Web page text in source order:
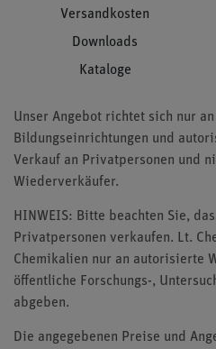
Versandkosten
Downloads
Kataloge
Unser Angebot richtet sich nur
Bildungseinrichtungen und
Verkauf an Privatpersonen und
Wiederverkäufer.
HINWEIS: Bitte beachten Sie,
Privatpersonen verkaufen. Lt.
Chemikalien nur an autorisierte
öffentliche Forschungs-,
abgeben.
Die angegebenen Preise und